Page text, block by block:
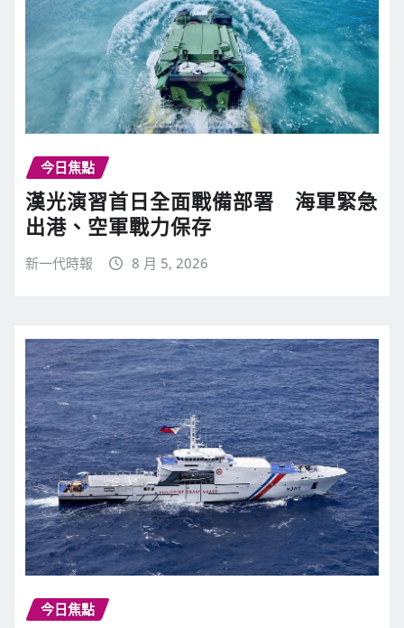
今日焦點
漢光演習首日全面戰備部署 海軍緊急
出港、空軍戰力保存
新一代時報 8 月 5, 2026
今日焦點